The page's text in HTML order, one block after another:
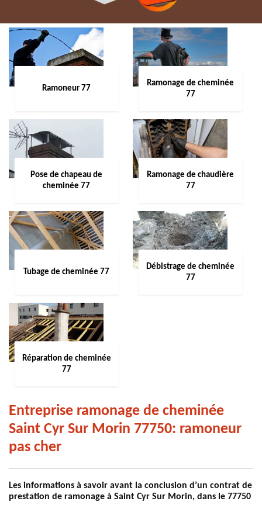
Ramoneur 77
Ramonage de cheminée
77
Pose de chapeau de
cheminée 77
Ramonage de chaudière
77
Tubage de cheminée 77
Débistrage de cheminée
77
Réparation de cheminée
77
Entreprise ramonage de cheminée
Saint Cyr Sur Morin 77750: ramoneur
pas cher
Les informations à savoir avant la conclusion d’un contrat de
prestation de ramonage à Saint Cyr Sur Morin, dans le 77750